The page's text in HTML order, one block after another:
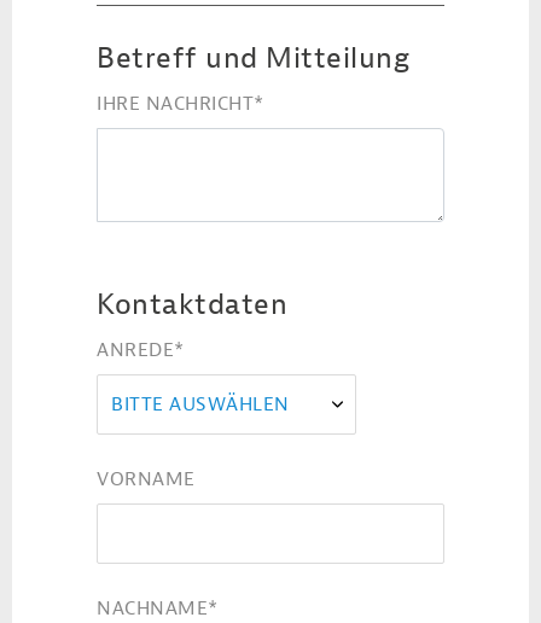
Betreff und Mitteilung
IHRE NACHRICHT*
Kontaktdaten
ANREDE*
BITTE AUSWÄHLEN
VORNAME
NACHNAME*